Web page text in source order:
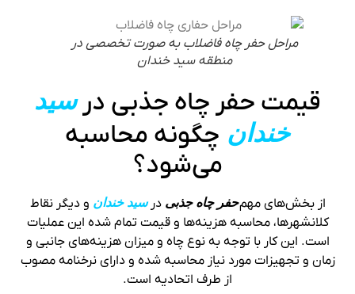
مراحل حفر چاه فاضلاب به صورت تخصصی در
منطقه سید خندان
قیمت حفر چاه جذبی درسید
خندان چگونه محاسبه
می‌شود؟
از بخش‌های مهمحفر چاه جذبی درسید خندان و دیگر نقاط
کلانشهرها، محاسبه هزینه‌ها و قیمت تمام شده این عملیات
است. این کار با توجه به نوع چاه و میزان هزینه‌های جانبی و
زمان و تجهیزات مورد نیاز محاسبه شده و دارای نرخنامه مصوب
از طرف اتحادیه است.